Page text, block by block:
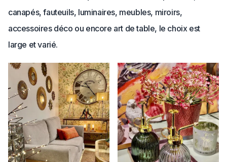
canapés, fauteuils, luminaires, meubles, miroirs,
accessoires déco ou encore art de table, le choix est
large et varié.